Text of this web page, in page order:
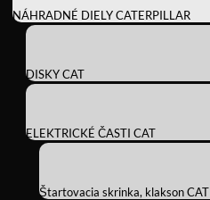
NÁHRADNÉ DIELY CATERPILLAR
DISKY CAT
ELEKTRICKÉ ČASTI CAT
Štartovacia skrinka, klakson CAT